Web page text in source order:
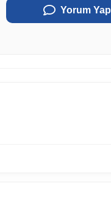
Yorum Yap